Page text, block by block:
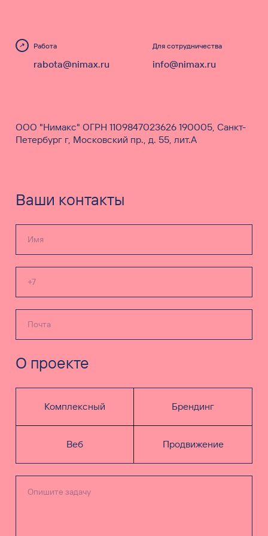
Работа
rabota@nimax.ru
Для сотрудничества
info@nimax.ru
ООО "Нимакс" ОГРН 1109847023626 190005, Санкт-
Петербург г, Московский пр., д. 55, лит.А
Ваши контакты
О проекте
Комплексный Брендинг
Веб Продвижение